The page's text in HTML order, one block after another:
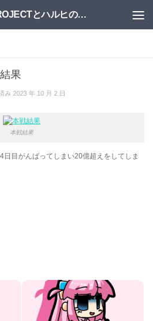
すてらーしぇる｜東方PROJECTとハルヒの二次創作サイト
果
み 2023 年 10 月 2 日
本戦結果
目がんばってしまい20億超えをしてしま